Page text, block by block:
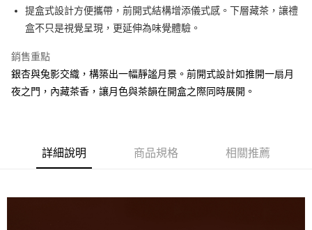
運送方式
每筆NT$200，滿NT$1,500(含以上)免運費
提盒式設計方便攜帶，前開式結構增添儀式感。下層藏茶，讓禮
盒不只是視覺呈現，更延伸為味覺體驗。
銷售重點
銀杏與兔影交織，構築出一幅靜謐月景。前開式設計如推開一扇月
夜之門，內藏茶香，讓月色與茶韻在開盒之際同時展開。
詳細說明 商品規格 相關推薦